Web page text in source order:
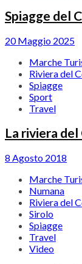
Spiagge del
20 Maggio 2025
Marche
Riviera del
Spiagge
Sport
Travel
La riviera
8 Agosto 2018
Marche
Numana
Riviera del
Sirolo
Spiagge
Travel
Video